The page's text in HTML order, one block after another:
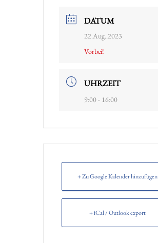
DATUM
22.Aug..2023
Vorbei!
UHRZEIT
9:00 - 16:00
+ Zu Google Kalender hinzufügen
+ iCal / Outlook export